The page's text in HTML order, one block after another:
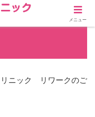
ニック リワークのご
メニュー